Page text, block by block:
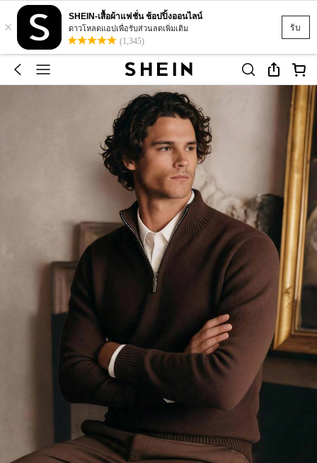
รับ
×
SHEIN-เสื้อผ้าแฟชั่น ช้อปปิ้งออนไลน์
ดาวโหลดแอปเพื่อรับส่วนลดเพิ่มเติม
(1,345)